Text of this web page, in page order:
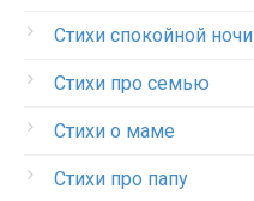
Стихи спокойной ночи
Стихи про семью
Стихи о маме
Стихи про папу